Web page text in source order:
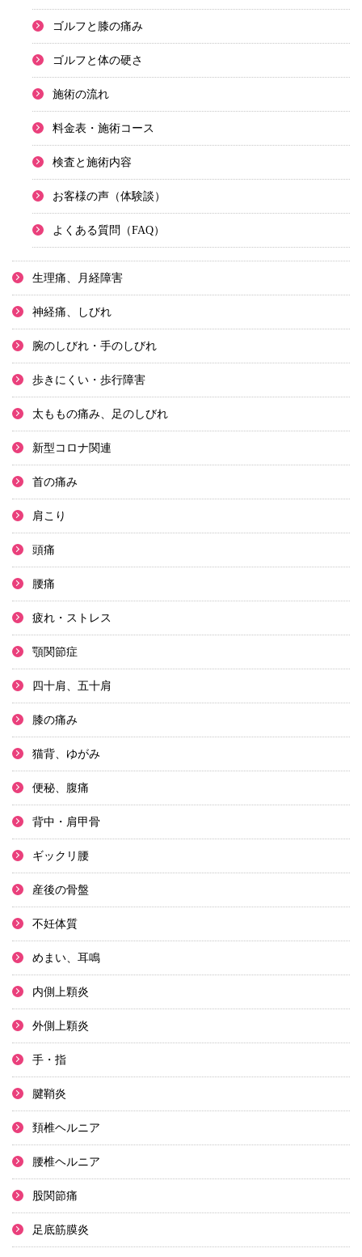
ゴルフと膝の痛み
ゴルフと体の硬さ
施術の流れ
料金表・施術コース
検査と施術内容
お客様の声（体験談）
よくある質問（FAQ）
生理痛、月経障害
神経痛、しびれ
腕のしびれ・手のしびれ
歩きにくい・歩行障害
太ももの痛み、足のしびれ
新型コロナ関連
首の痛み
肩こり
頭痛
腰痛
疲れ・ストレス
顎関節症
四十肩、五十肩
膝の痛み
猫背、ゆがみ
便秘、腹痛
背中・肩甲骨
ギックリ腰
産後の骨盤
不妊体質
めまい、耳鳴
内側上顆炎
外側上顆炎
手・指
腱鞘炎
頚椎ヘルニア
腰椎ヘルニア
股関節痛
足底筋膜炎